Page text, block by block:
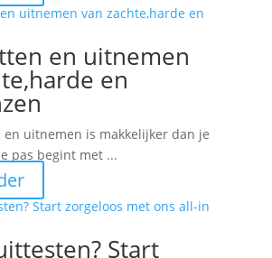
en uitnemen
en
en uitnemen is makkelijker dan je
pas begint met ...
Start